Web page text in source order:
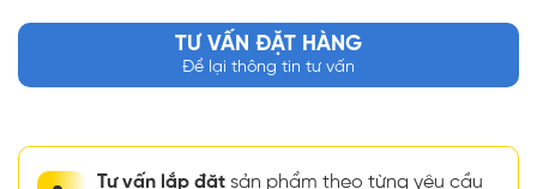
TƯ VẤN ĐẶT HÀNG
Để lại thông tin tư vấn
Tư vấn lắp đặt sản phẩm theo từng yêu cầu